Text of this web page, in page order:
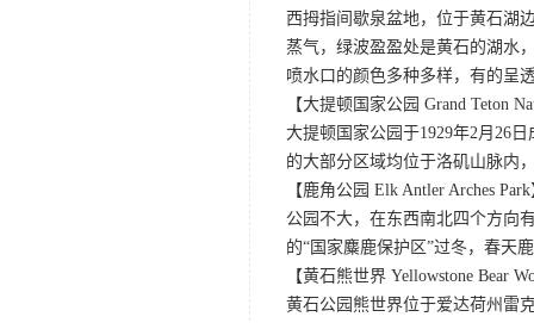
西拇指间歇泉盆地，位于黄石湖
蒸气，绿波盈盈处是黄石的湖水
喷水口的颜色多种多样，有的呈
【大提顿国家公园 Grand Teton
大提顿国家公园于1929年2月26
的大部分区域均位于洛矶山脉内
【鹿角公园 Elk Antler Arches
公园不大，在东西南北四个方向
的“国家麋鹿保护区”过冬，春天
【黄石熊世界 Yellowstone Bear
黄石公园熊世界位于爱达荷州雷